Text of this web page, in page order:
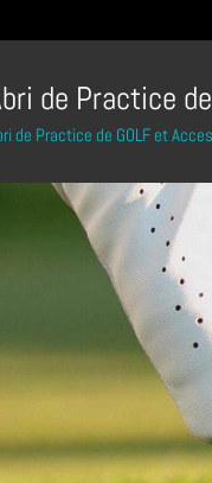
de Practice
de Practice de GOLF et